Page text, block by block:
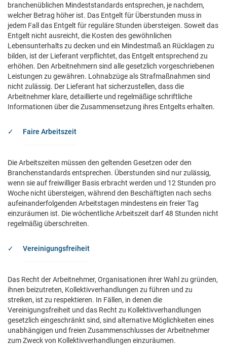
branchenüblichen Mindeststandards entsprechen, je nachdem,
welcher Betrag höher ist. Das Entgelt für Überstunden muss in
jedem Fall das Entgelt für reguläre Stunden übersteigen. Soweit das
Entgelt nicht ausreicht, die Kosten des gewöhnlichen
Lebensunterhalts zu decken und ein Mindestmaß an Rücklagen zu
bilden, ist der Lieferant verpflichtet, das Entgelt entsprechend zu
erhöhen. Den Arbeitnehmern sind alle gesetzlich vorgeschriebenen
Leistungen zu gewähren. Lohnabzüge als Strafmaßnahmen sind
nicht zulässig. Der Lieferant hat sicherzustellen, dass die
Arbeitnehmer klare, detaillierte und regelmäßige schriftliche
Informationen über die Zusammensetzung ihres Entgelts erhalten.
Faire Arbeitszeit
Die Arbeitszeiten müssen den geltenden Gesetzen oder den
Branchenstandards entsprechen. Überstunden sind nur zulässig,
wenn sie auf freiwilliger Basis erbracht werden und 12 Stunden pro
Woche nicht übersteigen, während den Beschäftigten nach sechs
aufeinanderfolgenden Arbeitstagen mindestens ein freier Tag
einzuräumen ist. Die wöchentliche Arbeitszeit darf 48 Stunden nicht
regelmäßig überschreiten.
Vereinigungsfreiheit
Das Recht der Arbeitnehmer, Organisationen ihrer Wahl zu gründen,
ihnen beizutreten, Kollektivverhandlungen zu führen und zu
streiken, ist zu respektieren. In Fällen, in denen die
Vereinigungsfreiheit und das Recht zu Kollektivverhandlungen
gesetzlich eingeschränkt sind, sind alternative Möglichkeiten eines
unabhängigen und freien Zusammenschlusses der Arbeitnehmer
zum Zweck von Kollektivverhandlungen einzuräumen.